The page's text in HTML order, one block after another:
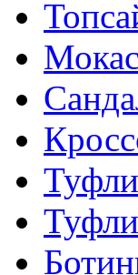
Туфли